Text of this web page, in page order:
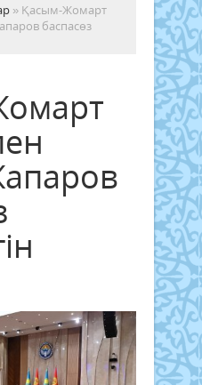
» Қасым-Жомарт
баспасөз